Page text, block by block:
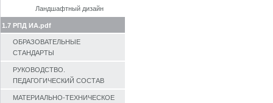
Ландшафтный дизайн
1.7 РПД ИА.pdf
ОБРАЗОВАТЕЛЬНЫЕ
СТАНДАРТЫ
РУКОВОДСТВО.
ПЕДАГОГИЧЕСКИЙ СОСТАВ
МАТЕРИАЛЬНО-ТЕХНИЧЕСКОЕ